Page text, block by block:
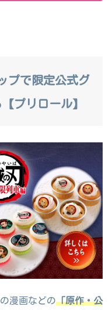
プで限定公式グ
プリロール】
漫画などの「原作・公